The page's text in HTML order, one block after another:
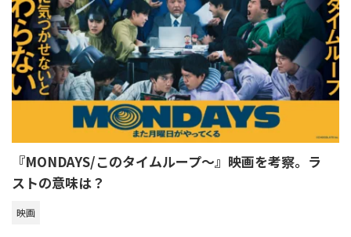
『MONDAYS/このタイムループ～』映画を考察。ラ
ストの意味は？
映画